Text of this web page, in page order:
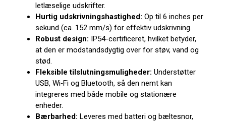
letlæselige udskrifter.
Hurtig udskrivningshastighed: Op til 6 inches per
sekund (ca. 152 mm/s) for effektiv udskrivning.
Robust design: IP54-certificeret, hvilket betyder,
at den er modstandsdygtig over for støv, vand og
stød.
Fleksible tilslutningsmuligheder: Understøtter
USB, Wi‑Fi og Bluetooth, så den nemt kan
integreres med både mobile og stationære
enheder.
Bærbarhed: Leveres med batteri og bæltesnor,